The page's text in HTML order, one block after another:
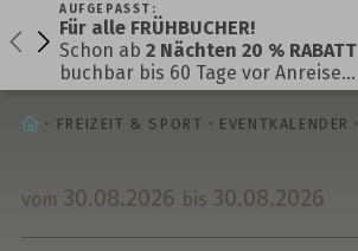
AUFGEPASST:
Für alle FRÜHBUCHER!
Schon ab 2 Nächten 20 % RABATT
buchbar bis 60 Tage vor Anreise…
STARTSEITE
FREIZEIT & SPORT EVENTKALENDER
vom 30.08.2026 bis 30.08.2026